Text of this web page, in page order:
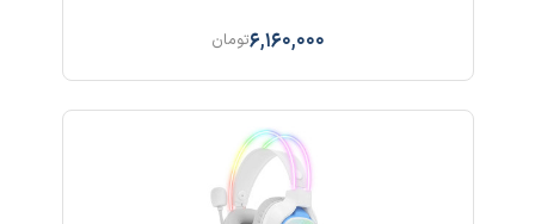
6,160,000تومان